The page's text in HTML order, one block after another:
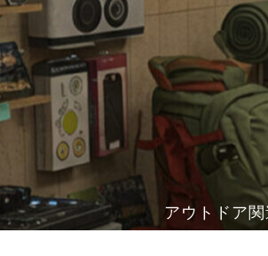
アウトドア